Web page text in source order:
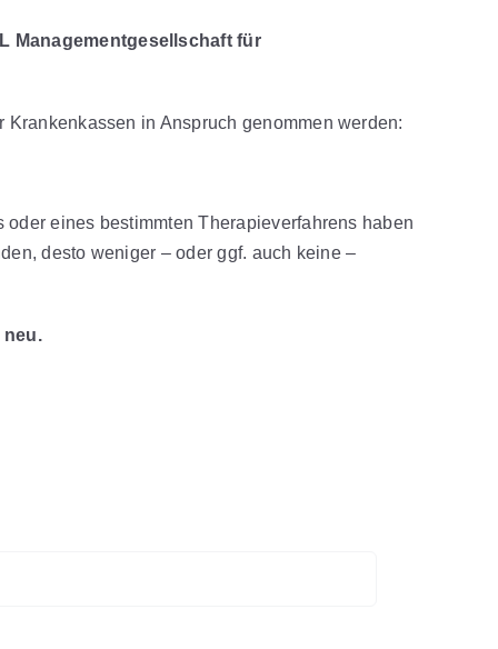
Managementgesellschaft für
in Anspruch genommen werden:
eines bestimmten Therapieverfahrens haben
desto weniger – oder ggf. auch keine –
neu.